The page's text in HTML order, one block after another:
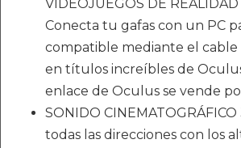
VIDEOJUEGOS DE
Conecta tu gafas con un PC
compatible mediante el cable
en títulos increíbles de
enlace de Oculus se vende
SONIDO
todas las direcciones con los